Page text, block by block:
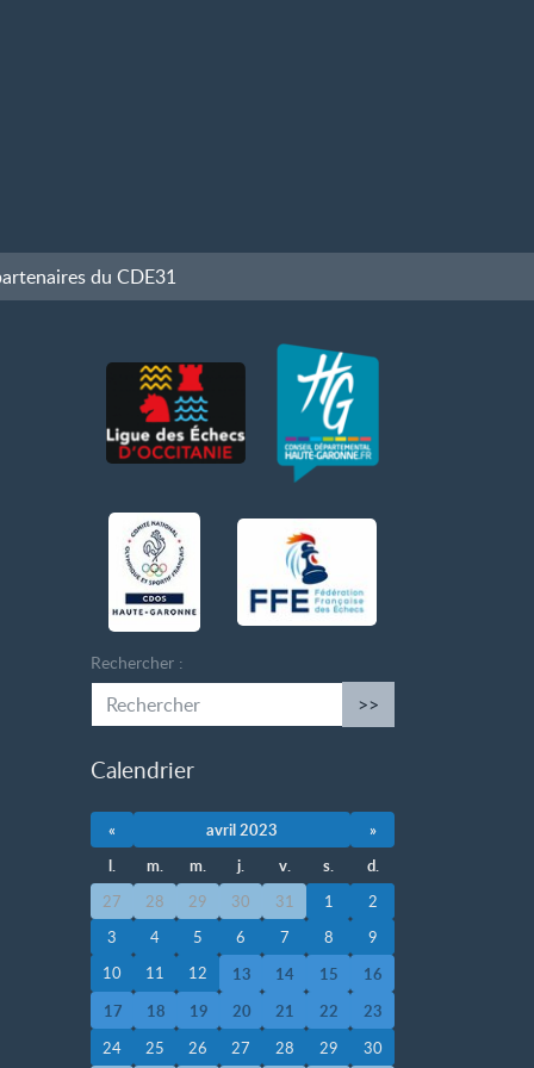
du CDE31
Rechercher :
>>
Calendrier
« avril 2023
»
l.
m. m. j. v. s.
d.
27
28 29 30 31 1
2
3
4 5 6 7 8
9
10
11 12 13 14 15
16
17
18 19 20 21 22
23
24
25 26 27 28 29
30